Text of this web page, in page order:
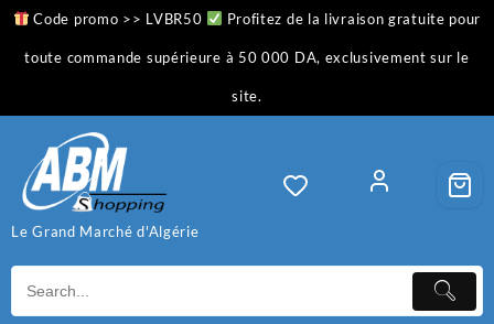
Skip
content
Code promo >> LVBR50 Profitez de la livraison gratuite pour
toute commande supérieure à 50 000 DA, exclusivement sur le
site.
Le Grand Marché d'Algérie